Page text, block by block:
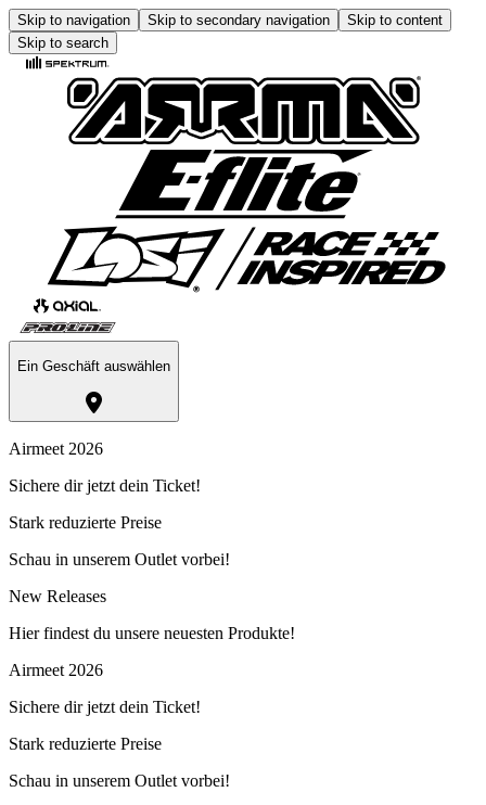
Skip to navigation Skip to secondary navigation
Skip to content
Skip to search
Ein Geschäft auswählen
Airmeet 2026
Sichere dir jetzt dein Ticket!
Stark reduzierte Preise
Schau in unserem Outlet vorbei!
New Releases
Hier findest du unsere neuesten Produkte!
Airmeet 2026
Sichere dir jetzt dein Ticket!
Stark reduzierte Preise
Schau in unserem Outlet vorbei!